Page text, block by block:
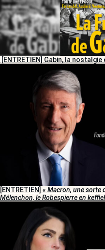
[ENTRETIEN] Gabin, la nostalgie
[ENTRETIEN] « Macron, une sorte
Mélenchon, le Robespierre en